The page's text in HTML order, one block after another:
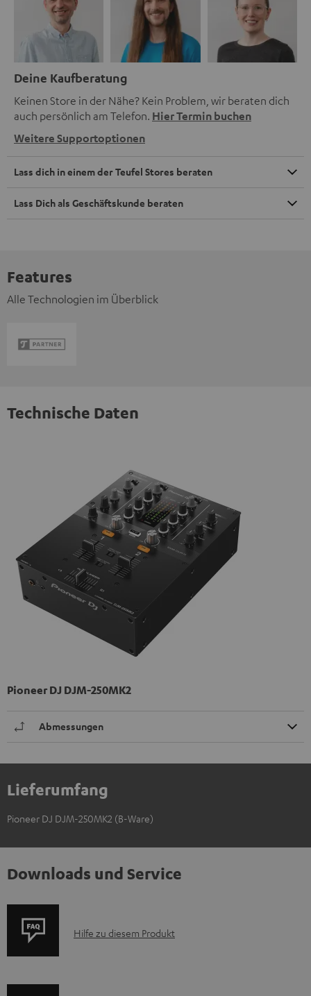
Deine Kaufberatung
Keinen Store in der Nähe? Kein Problem, wir beraten dich
auch persönlich am Telefon. Hier Termin buchen
Weitere Supportoptionen
Lass dich in einem der Teufel Stores beraten
Lass Dich als Geschäftskunde beraten
Features
Alle Technologien im Überblick
Technische Daten
Pioneer DJ DJM-250MK2
Abmessungen
Lieferumfang
Pioneer DJ DJM-250MK2 (B-Ware)
Downloads und Service
P
Hilfe zu diesem Produkt